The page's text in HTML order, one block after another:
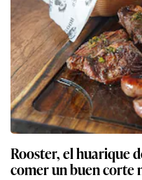
Rooster, el huarique
comer un buen corte